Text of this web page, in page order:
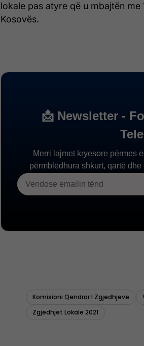
lokale pas atyre që u mbajtën
Kosovës.